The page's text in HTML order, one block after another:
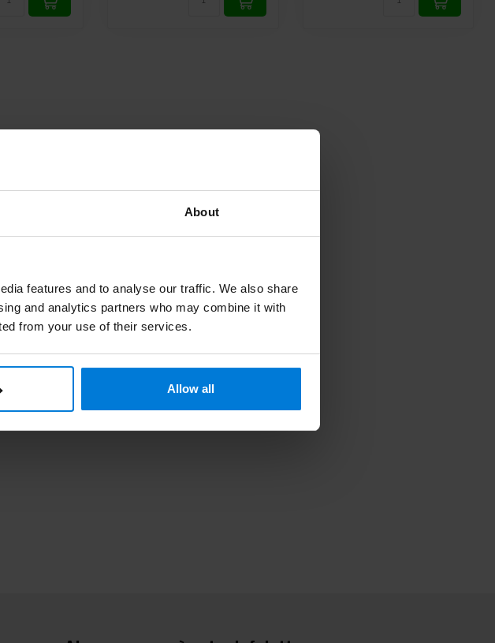
About
features and to analyse our traffic. We also share
and analytics partners who may combine it with
from your use of their services.
Allow all